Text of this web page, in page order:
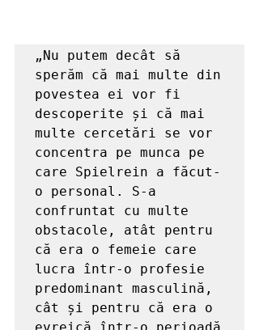
„Nu putem decât să
sperăm că mai multe din
povestea ei vor fi
descoperite și că mai
multe cercetări se vor
concentra pe munca pe
care Spielrein a făcut-
o personal. S-a
confruntat cu multe
obstacole, atât pentru
că era o femeie care
lucra într-o profesie
predominant masculină,
cât și pentru că era o